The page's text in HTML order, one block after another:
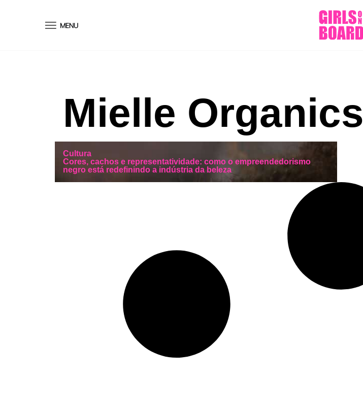
Mielle Organics
Cultura
Cores, cachos e representatividade: como o empreendedorismo
negro está redefinindo a indústria da beleza